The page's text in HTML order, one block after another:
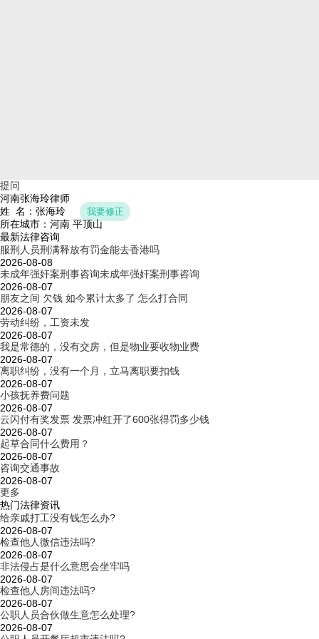
提问
河南张海玲律师
姓 名：张海玲
我要修正
所在城市：河南 平顶山
最新法律咨询
服刑人员刑满释放有罚金能去香港吗
2026-08-08
未成年强奸案刑事咨询未成年强奸案刑事咨询
2026-08-07
朋友之间 欠钱 如今累计太多了 怎么打合同
2026-08-07
劳动纠纷，工资未发
2026-08-07
我是常德的，没有交房，但是物业要收物业费
2026-08-07
离职纠纷，没有一个月，立马离职要扣钱
2026-08-07
小孩抚养费问题
2026-08-07
云闪付有奖发票 发票冲红开了600张得罚多少钱
2026-08-07
起草合同什么费用？
2026-08-07
咨询交通事故
2026-08-07
更多
热门法律资讯
给亲戚打工没有钱怎么办?
2026-08-07
检查他人微信违法吗?
2026-08-07
非法侵占是什么意思会坐牢吗
2026-08-07
检查他人房间违法吗?
2026-08-07
公职人员合伙做生意怎么处理?
2026-08-07